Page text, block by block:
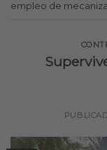
empleo de